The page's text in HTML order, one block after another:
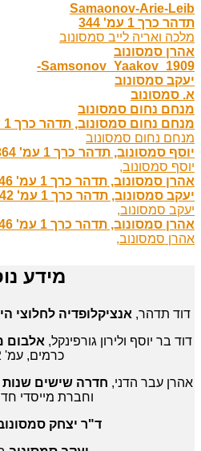
Samaonov-Arie-Leib
תדהר כרך 1 עמ' 344
מלכה ואריה לייב סמסונוב
אהרן סמסונוב
Samsonov_Yaakov_1909-
יעקב סמסונוב
א. סמסונוב
מנחם נחום סמסונוב
מנחם נחום סמסונוב, תדהר כרך 1 עמ' 360
מנחם נחום סמסונוב
יוסף סמסונוב, תדהר כרך 1 עמ' 364
יוסף סמסונוב,
אהרן סמסונוב, תדהר כרך 1 עמ' 346
יעקב סמסונוב, תדהר כרך 1 עמ' 342
יעקב סמסונוב,
אהרן סמסונוב, תדהר כרך 1 עמ' 346
אהרן סמסונוב,
מידע
דוד תדהר, אנציקלופדיה לחלוצי
דוד בר יוסף ולירון גורפינקל, אלבום
כרמים, עמ' 172
אהרן עבר הדני, חדרה שישים שנות
וחברת מייסדי חדרה,
ד"ר יצחק